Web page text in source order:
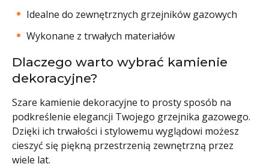
Idealne do zewnętrznych grzejników gazowych
Wykonane z trwałych materiałów
Dlaczego warto wybrać kamienie
dekoracyjne?
Szare kamienie dekoracyjne to prosty sposób na
podkreślenie elegancji Twojego grzejnika gazowego.
Dzięki ich trwałości i stylowemu wyglądowi możesz
cieszyć się piękną przestrzenią zewnętrzną przez
wiele lat.